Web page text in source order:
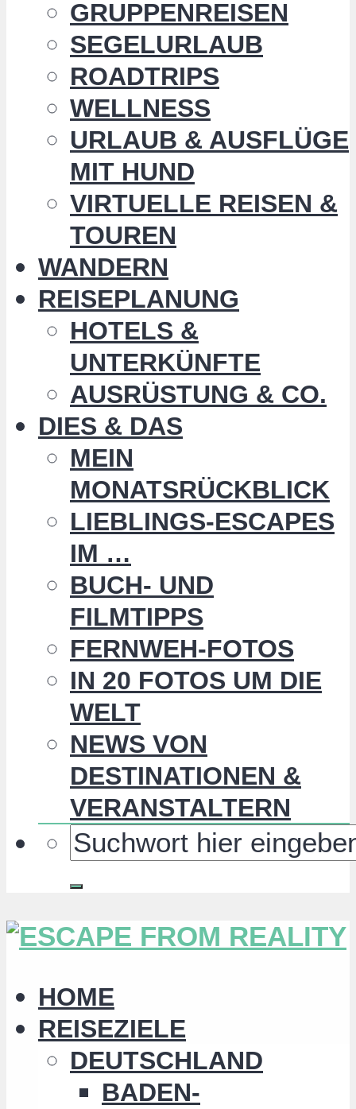
GRUPPENREISEN
SEGELURLAUB
ROADTRIPS
WELLNESS
URLAUB & AUSFLÜGE
MIT HUND
VIRTUELLE REISEN &
TOUREN
WANDERN
REISEPLANUNG
HOTELS &
UNTERKÜNFTE
AUSRÜSTUNG & CO.
DIES & DAS
MEIN
MONATSRÜCKBLICK
LIEBLINGS-ESCAPES
IM …
BUCH- UND
FILMTIPPS
FERNWEH-FOTOS
IN 20 FOTOS UM DIE
WELT
NEWS VON
DESTINATIONEN &
VERANSTALTERN
HOME
REISEZIELE
DEUTSCHLAND
BADEN-